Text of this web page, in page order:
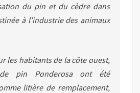
du pin et du cèdre dans
à l’industrie des animaux
les habitants de la côte ouest,
pin Ponderosa ont été
litière de remplacement,